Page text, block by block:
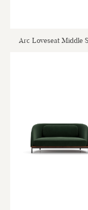
Arc Loveseat Middle